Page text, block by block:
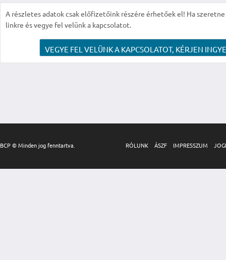
A részletes adatok csak előfizetőink részére érhetőek el! Ha
linkre és vegye fel velünk a kapcsolatot.
VEGYE FEL VELÜNK A KAPCSOLATOT, KÉRJEN
BCP © Minden jog fenntartva. RÓLUNK ÁSZF IMPRESSZUM